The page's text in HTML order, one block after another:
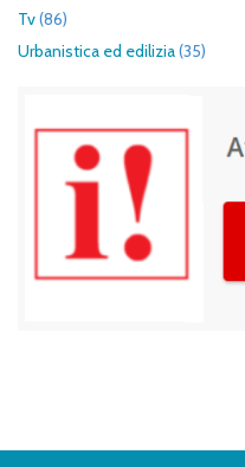
Tv(86)
Urbanistica ed edilizia(35)